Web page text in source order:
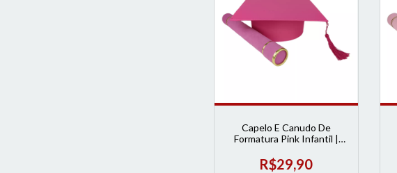
Capelo E Canudo De
Formatura Pink Infantil |
R$29,90